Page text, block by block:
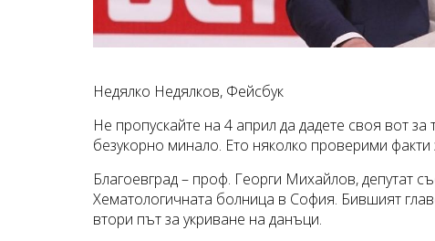
Недялко Недялков, Фейсбук
Не пропускайте на 4 април да дадете своя вот
безукорно минало. Ето няколко проверими
Благоевград – проф. Георги Михайлов, депутат
Хематологичната болница в София. Бившият
втори път за укриване на данъци.